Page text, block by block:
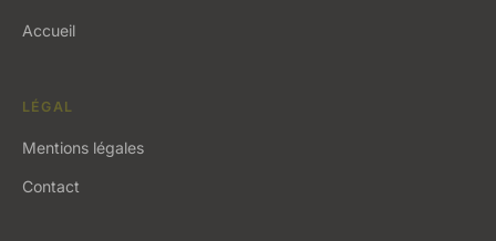
Accueil
LÉGAL
Mentions légales
Contact